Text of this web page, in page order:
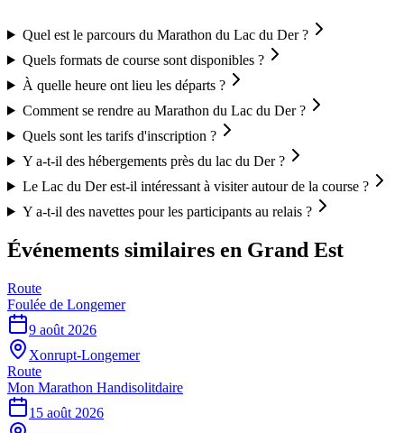
Quel est le parcours du Marathon du Lac du Der ?
Quels formats de course sont disponibles ?
À quelle heure ont lieu les départs ?
Comment se rendre au Marathon du Lac du Der ?
Quels sont les tarifs d'inscription ?
Y a-t-il des hébergements près du lac du Der ?
Le Lac du Der est-il intéressant à visiter autour de la course ?
Y a-t-il des navettes pour les participants au relais ?
Événements similaires en Grand Est
Route
Foulée de Longemer
9 août 2026
Xonrupt-Longemer
Route
Mon Marathon Handisolitdaire
15 août 2026